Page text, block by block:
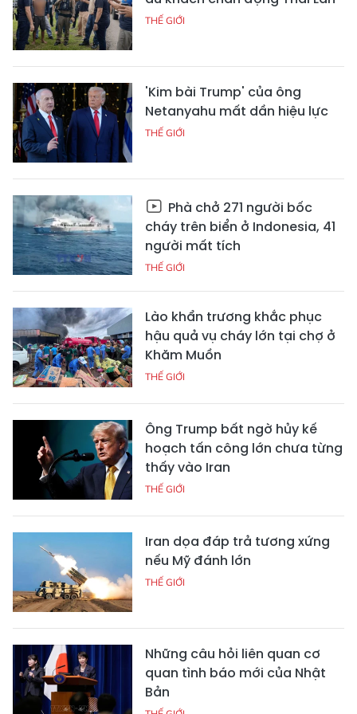
THẾ GIỚI
'Kim bài Trump' của ông
Netanyahu mất dần hiệu lực
THẾ GIỚI
Phà chở 271 người bốc
cháy trên biển ở Indonesia, 41
người mất tích
THẾ GIỚI
Lào khẩn trương khắc phục
hậu quả vụ cháy lớn tại chợ ở
Khăm Muồn
THẾ GIỚI
Ông Trump bất ngờ hủy kế
hoạch tấn công lớn chưa từng
thấy vào Iran
THẾ GIỚI
Iran dọa đáp trả tương xứng
nếu Mỹ đánh lớn
THẾ GIỚI
Những câu hỏi liên quan cơ
quan tình báo mới của Nhật
Bản